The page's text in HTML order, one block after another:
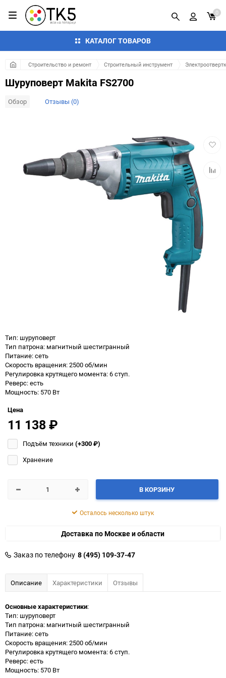
КАТАЛОГ ТОВАРОВ
0
Строительство и ремонт Строительный инструмент
Шуруповерт Makita FS2700
Обзор Отзывы (0)
Тип: шуруповерт
Тип патрона: магнитный шестигранный
Питание: сеть
Скорость вращения: 2500 об/мин
Регулировка крутящего момента: 6 ступ.
Реверс: есть
Мощность: 570 Вт
Цена
11 138₽
Подъём техники (+300₽)
Хранение
В КОРЗИНУ
Осталось несколько штук
Доставка по Москве и области
Заказ по телефону 8 (495) 109-37-47
Описание Характеристики Отзывы
Основные характеристики:
Тип: шуруповерт
Тип патрона: магнитный шестигранный
Питание: сеть
Скорость вращения: 2500 об/мин
Регулировка крутящего момента: 6 ступ.
Реверс: есть
Мощность: 570 Вт